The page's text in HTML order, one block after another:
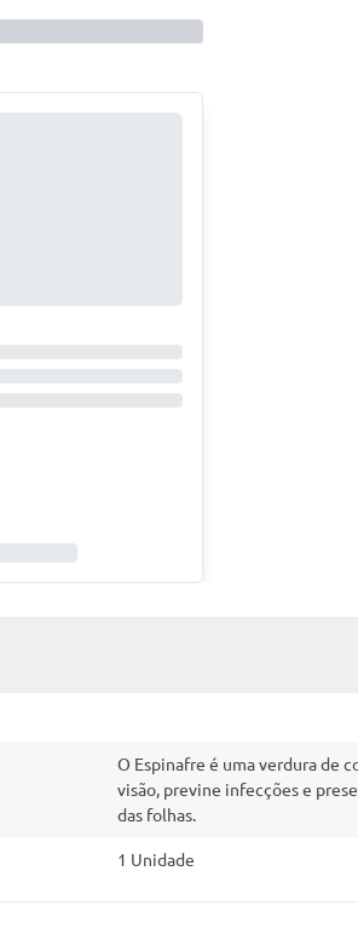
O Espinafre é uma verdura de
visão, previne infecções e
das folhas.
1 Unidade